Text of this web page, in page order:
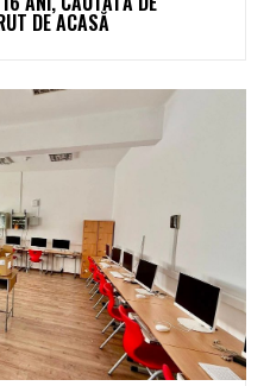
DE ACASĂ